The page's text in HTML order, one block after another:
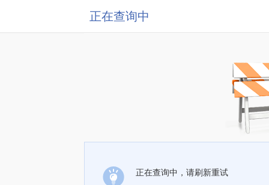
正在查询中
正在查询中，请刷新重试